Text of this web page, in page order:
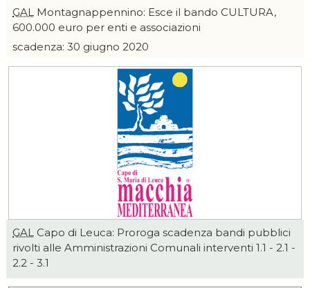
GAL Montagnappennino: Esce il bando CULTURA,
600.000 euro per enti e associazioni
scadenza: 30 giugno 2020
GAL Capo di Leuca: Proroga scadenza bandi pubblici
rivolti alle Amministrazioni Comunali interventi 1.1 - 2.1 -
2.2 - 3.1